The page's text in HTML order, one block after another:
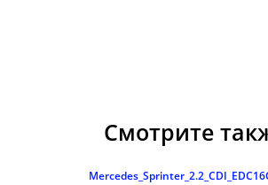
Смотрите